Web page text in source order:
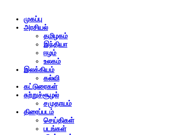
முகப்பு
அரசியல்
தமிழகம்
இந்தியா
ஈழம்
உலகம்
இலக்கியம்
கல்வி
கட்டுரைகள்
சுற்றுச்சூழல்
சமுதாயம்
திரைப்படம்
செய்திகள்
படங்கள்